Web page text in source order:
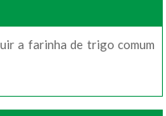
a farinha de trigo comum